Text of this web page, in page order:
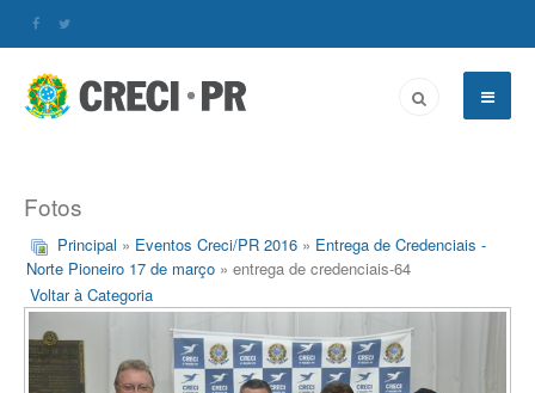
Fotos
Principal » Eventos Creci/PR 2016 » Entrega de Credenciais -
Norte Pioneiro 17 de março » entrega de credenciais-64
Voltar à Categoria